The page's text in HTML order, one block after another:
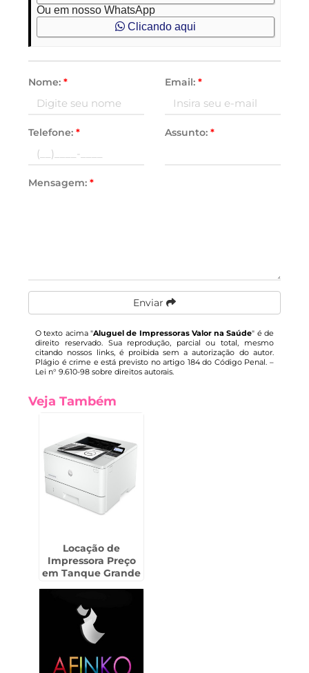
Ou em nosso WhatsApp
Clicando aqui
Nome:* Email: *
Telefone:* Assunto: *
Mensagem:*
Enviar
O texto acima "Aluguel de Impressoras Valor na Saúde" é de
direito reservado. Sua reprodução, parcial ou total, mesmo
citando nossos links, é proibida sem a autorização do autor.
Plágio é crime e está previsto no artigo 184 do Código Penal. –
Lei n° 9.610-98 sobre direitos autorais.
Veja Também
Locação de
Impressora Preço
em Tanque Grande